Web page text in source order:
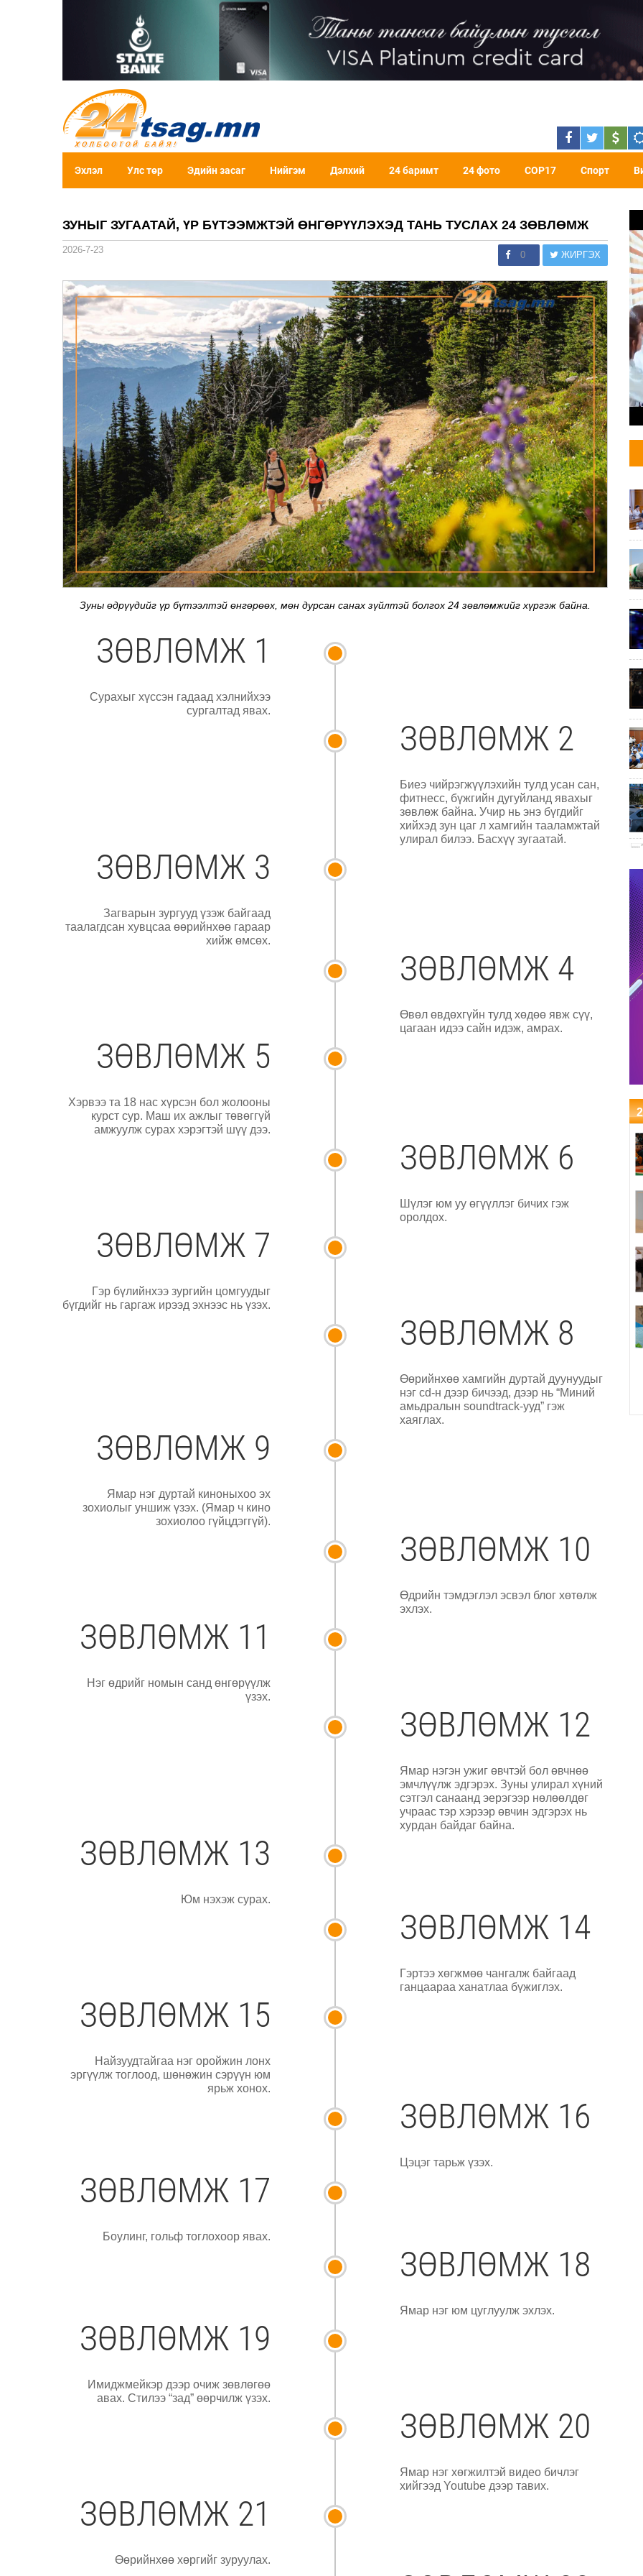
Эхлэл Улс төр Эдийн засаг Нийгэм Дэлхий 24 баримт 24 фото COP17 Спорт
ЗУНЫГ ЗУГААТАЙ, ҮР БҮТЭЭМЖТЭЙ ӨНГӨРҮҮЛЭХЭД ТАНЬ ТУСЛАХ 24 ЗӨВЛӨМЖ
2026-7-23 0 ЖИРГЭХ
Зуны өдрүүдийг үр бүтээлтэй өнгөрөөх, мөн дурсан санах зүйлтэй болгох 24 зөвлөмжийг хүргэж байна.
ЗӨВЛӨМЖ 1
Сурахыг хүссэн гадаад хэлнийхээ
сургалтад явах.
ЗӨВЛӨМЖ 2
Биеэ чийрэгжүүлэхийн тулд усан сан,
фитнесс, бүжгийн дугуйланд явахыг
зөвлөж байна. Учир нь энэ бүгдийг
хийхэд зун цаг л хамгийн тааламжтай
улирал билээ. Басхүү зугаатай.
ЗӨВЛӨМЖ 3
Загварын зургууд үзэж байгаад
таалагдсан хувцсаа өөрийнхөө гараар
хийж өмсөх.
ЗӨВЛӨМЖ 4
Өвөл өвдөхгүйн тулд хөдөө явж сүү,
цагаан идээ сайн идэж, амрах.
ЗӨВЛӨМЖ 5
Хэрвээ та 18 нас хүрсэн бол жолооны
курст сур. Маш их ажлыг төвөггүй
амжуулж сурах хэрэгтэй шүү дээ.
ЗӨВЛӨМЖ 6
Шүлэг юм уу өгүүллэг бичих гэж
оролдох.
ЗӨВЛӨМЖ 7
Гэр бүлийнхээ зургийн цомгуудыг
бүгдийг нь гаргаж ирээд эхнээс нь үзэх.
ЗӨВЛӨМЖ 8
Өөрийнхөө хамгийн дуртай дуунуудыг
нэг cd-н дээр бичээд, дээр нь “Миний
амьдралын soundtrack-ууд” гэж
хаяглах.
ЗӨВЛӨМЖ 9
Ямар нэг дуртай киноныхоо эх
зохиолыг уншиж үзэх. (Ямар ч кино
зохиолоо гүйцдэггүй).
ЗӨВЛӨМЖ 10
Өдрийн тэмдэглэл эсвэл блог хөтөлж
эхлэх.
ЗӨВЛӨМЖ 11
Нэг өдрийг номын санд өнгөрүүлж
үзэх.
ЗӨВЛӨМЖ 12
Ямар нэгэн ужиг өвчтэй бол өвчнөө
эмчлүүлж эдгэрэх. Зуны улирал хүний
сэтгэл санаанд эерэгээр нөлөөлдөг
учраас тэр хэрээр өвчин эдгэрэх нь
хурдан байдаг байна.
ЗӨВЛӨМЖ 13
Юм нэхэж сурах.
ЗӨВЛӨМЖ 14
Гэртээ хөгжмөө чангалж байгаад
ганцаараа ханатлаа бүжиглэх.
ЗӨВЛӨМЖ 15
Найзуудтайгаа нэг оройжин лонх
эргүүлж тоглоод, шөнөжин сэрүүн юм
ярьж хонох.
ЗӨВЛӨМЖ 16
Цэцэг тарьж үзэх.
ЗӨВЛӨМЖ 17
Боулинг, гольф тоглохоор явах.
ЗӨВЛӨМЖ 18
Ямар нэг юм цуглуулж эхлэх.
ЗӨВЛӨМЖ 19
Имиджмейкэр дээр очиж зөвлөгөө
авах. Стилээ “зад” өөрчилж үзэх.
ЗӨВЛӨМЖ 20
Ямар нэг хөгжилтэй видео бичлэг
хийгээд Youtube дээр тавих.
ЗӨВЛӨМЖ 21
Өөрийнхөө хөргийг зуруулах.